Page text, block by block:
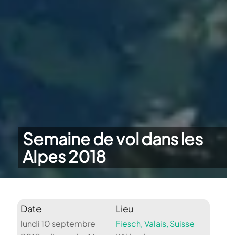
Semaine de vol dans les
Alpes 2018
Date
lundi 10 septembre
Lieu
Fiesch, Valais, Suisse